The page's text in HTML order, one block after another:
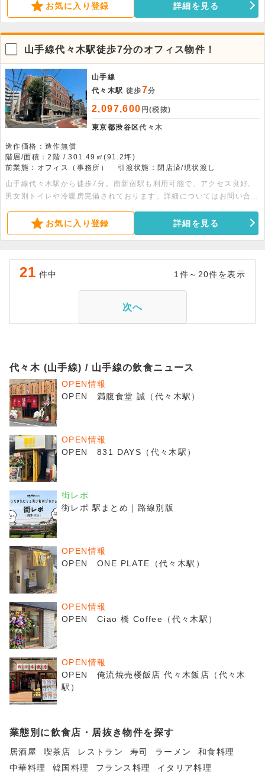
お気に入り登録 詳細を見る
山手線代々木駅徒歩7分のオフィス物件！
山手線
代々木駅 徒歩7分
2,097,600 円(税抜)
東京都渋谷区代々木
造作価格：造作無償
階層/面積：2階 / 301.49㎡(91.2坪)
前業態：オフィス（事務所）
引渡状態：閉店済/現状渡し
山手線代々木駅から徒歩7分。南新宿駅も利用可能で、アクセス良好。
男女別トイレや冷暖房完備されております。詳細についてはお問い合わ
お気に入り登録 詳細を見る
21 件中 1件～20件を表示
次へ
代々木 (山手線) / 山手線の飲食ニュース
OPEN情報
OPEN 満腹食堂 誠（代々木駅）
OPEN情報
OPEN 831 DAYS（代々木駅）
街レポ
街レポ 駅まとめ｜路線別版
OPEN情報
OPEN ONE PLATE（代々木駅）
OPEN情報
OPEN Ciao 橋 Coffee（代々木駅）
OPEN情報
OPEN 俺流焼売楼飯店 代々木飯店（代々木
駅）
業態別に飲食店・居抜き物件を探す
居酒屋 喫茶店 レストラン 寿司 ラーメン
和食料理
中華料理
韓国料理 フランス料理
イタリア料理